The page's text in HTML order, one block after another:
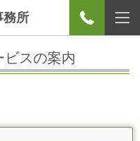
務所
ビスの案内